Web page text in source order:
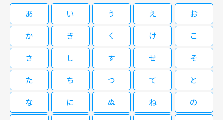
リーズ。
［字］橋田壽賀子ドラマ「渡る世間
は鬼ばかり」（第７シリーズ）第45
08/17(月)07:00～07:50
橋田壽賀子脚本による国民的人気ホームドラマ「渡る世間は鬼ばかり」の第
しの中で抱える問題や悩み、不安を定義していく。 親の思い、子供の思
い、夫の思い、妻の思い、姑の思い、それぞれの思惑が交錯し、またまた大
騒動が始まる。
［字］橋田壽賀子ドラマ「渡る世間
は鬼ばかり」（第８シリーズ）第10
08/21(金)20:00～21:00
橋田壽賀子脚本による国民的人気ホームドラマ「渡る世間は鬼ばかり」の第
8シリーズ。このシリーズから、藤岡琢也 に代わって宇津井健が父・岡倉大
吉として登場。第1シリーズのスタートから15年、物語は“家族の愛”をテー
マに大吉 と5人の娘たち、そしてその家族の生活を追いながら、日々の暮ら
け、プロデューサーに懇願されたみやこはその場で台本を書き直すことにな
った。すると他の共演者も次々と勝手な注文を出し始め、みやことディレク
ターの工藤は、生放送の中でなんとかドラマのつじつまを合わせようと奔走
するはめに……。
三谷幸喜が劇場用映画の初監督に挑んだ痛快コメディ。同名舞台劇をもと
に、ラジオドラマ生放送中のスタジオで巻き起こるドタバタを、芸達者な俳
優陣の豪華競演で描いた。 映画監督としてもヒットメーカーとなった脚本
家・三谷幸喜の初メガホン作。劇団・東京サンシャインボーイズ時代の同名
舞台劇をもとに、ラジオ局で繰り広げられる右往左往のドタバタを綴る。ト
ラブルに次ぐトラブルで、劇中劇のラジオドラマが原型をとどめないほど変
化していく様子が大いに笑いを誘う。大勢の役者それぞれの個性を引き立て
ながら、どこに着地するか分からない物語のスリルを演出してみせた手腕は
初監督とは思えない。唐沢寿明、鈴木京香、西村まさ彦ら充実したキャスト
の演技合戦も見どころだ。 コンクールに応募した脚本が生放送のラジオド
ラマに採用され、作者である主婦のみやこはオンエアを見学するためラジオ
閉じる
あ い う え
お
か
き く け
こ
さ
し す せ
そ
た
ち つ て
と
な
に ぬ ね
の